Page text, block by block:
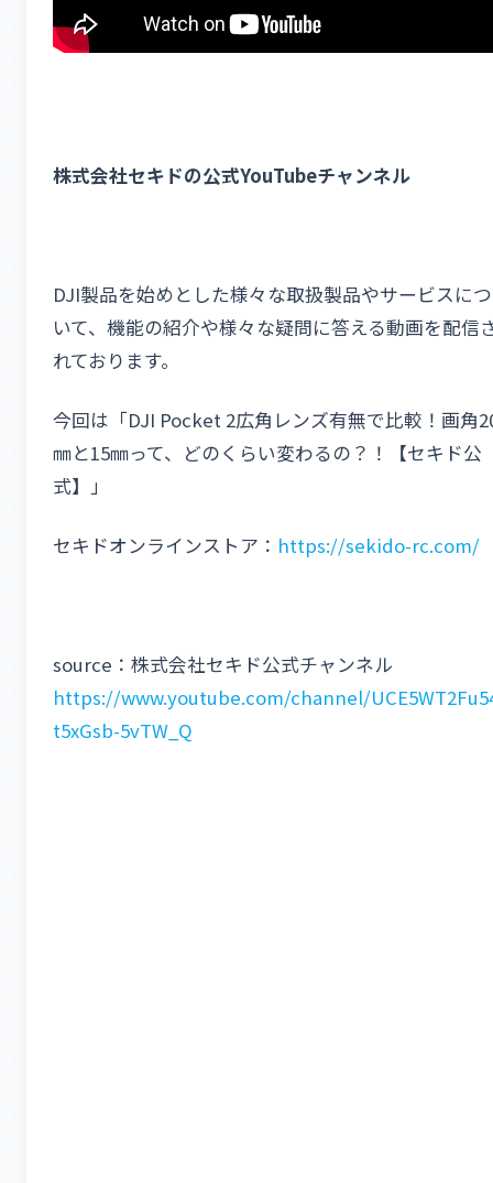
株式会社セキドの公式YouTubeチャンネル
DJI製品を始めとした様々な取扱製品やサービスにつ
いて、機能の紹介や様々な疑問に答える動画を配信
れております。
今回は「DJI Pocket 2広角レンズ有無で比較！画角
㎜と15㎜って、どのくらい変わるの？！【セキド公
式】」
セキドオンラインストア： https://sekido-rc.com/
source：株式会社セキド公式チャンネル
https://www.youtube.com/channel/
t5xGsb-5vTW_Q